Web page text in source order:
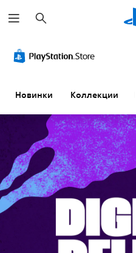
о
и
Новинки Коллекции